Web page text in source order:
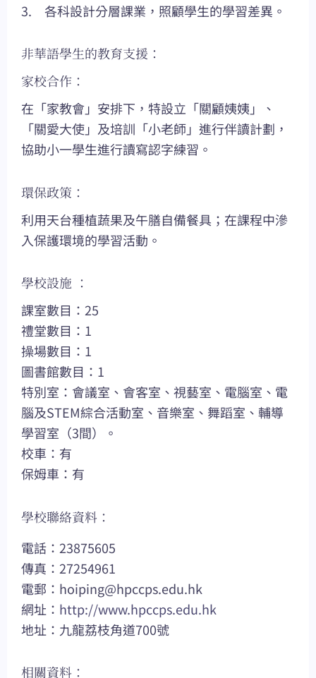
3. 各科設計分層課業，照顧學生的學習差異。
非華語學生的教育支援：
家校合作：
在「家教會」安排下，特設立「關顧姨姨」、
「關愛大使」及培訓「小老師」進行伴讀計劃，
協助小一學生進行讀寫認字練習。
環保政策：
利用天台種植蔬果及午膳自備餐具；在課程中滲
入保護環境的學習活動。
學校設施 ：
課室數目：25
禮堂數目：1
操場數目：1
圖書館數目：1
特別室：會議室、會客室、視藝室、電腦室、電
腦及STEM綜合活動室、音樂室、舞蹈室、輔導
學習室（3間）。
校車：有
保姆車：有
學校聯絡資料：
電話：23875605
傳真：27254961
電郵： hoiping@hpccps.edu.hk
網址： http://www.hpccps.edu.hk
地址：九龍荔枝角道700號
相關資料：